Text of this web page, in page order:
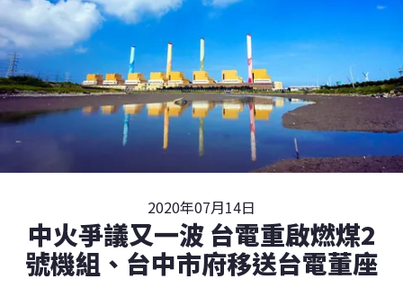
2020年07月14日
中火爭議又一波 台電重啟燃煤2
號機組、台中市府移送台電董座